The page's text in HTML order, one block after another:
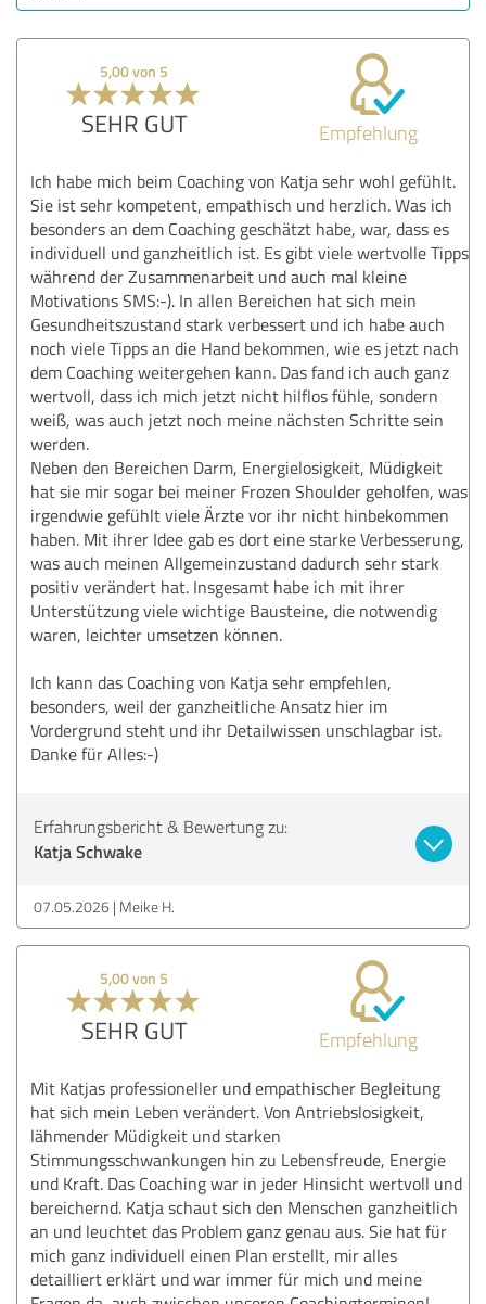
5,00 von 5
SEHR GUT Empfehlung
Ich habe mich beim Coaching von Katja sehr wohl gefühlt.
Sie ist sehr kompetent, empathisch und herzlich. Was ich
besonders an dem Coaching geschätzt habe, war, dass es
individuell und ganzheitlich ist. Es gibt viele wertvolle Tipps
während der Zusammenarbeit und auch mal kleine
Motivations SMS:-). In allen Bereichen hat sich mein
Gesundheitszustand stark verbessert und ich habe auch
noch viele Tipps an die Hand bekommen, wie es jetzt nach
dem Coaching weitergehen kann. Das fand ich auch ganz
wertvoll, dass ich mich jetzt nicht hilflos fühle, sondern
weiß, was auch jetzt noch meine nächsten Schritte sein
werden.
Neben den Bereichen Darm, Energielosigkeit, Müdigkeit
hat sie mir sogar bei meiner Frozen Shoulder geholfen, was
irgendwie gefühlt viele Ärzte vor ihr nicht hinbekommen
haben. Mit ihrer Idee gab es dort eine starke Verbesserung,
was auch meinen Allgemeinzustand dadurch sehr stark
positiv verändert hat. Insgesamt habe ich mit ihrer
Unterstützung viele wichtige Bausteine, die notwendig
waren, leichter umsetzen können.
Ich kann das Coaching von Katja sehr empfehlen,
besonders, weil der ganzheitliche Ansatz hier im
Vordergrund steht und ihr Detailwissen unschlagbar ist.
Danke für Alles:-)
Erfahrungsbericht & Bewertung zu:
Katja Schwake
07.05.2026 Meike H.
5,00 von 5
SEHR GUT Empfehlung
Mit Katjas professioneller und empathischer Begleitung
hat sich mein Leben verändert. Von Antriebslosigkeit,
lähmender Müdigkeit und starken
Stimmungsschwankungen hin zu Lebensfreude, Energie
und Kraft. Das Coaching war in jeder Hinsicht wertvoll und
bereichernd. Katja schaut sich den Menschen ganzheitlich
an und leuchtet das Problem ganz genau aus. Sie hat für
mich ganz individuell einen Plan erstellt, mir alles
detailliert erklärt und war immer für mich und meine